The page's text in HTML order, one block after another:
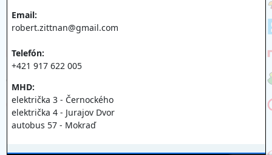
Email:
robert.zittnan@gmail.com
Telefón:
+421 917 622 005
MHD:
električka 3 - Černockého
električka 4 - Jurajov Dvor
autobus 57 - Mokraď